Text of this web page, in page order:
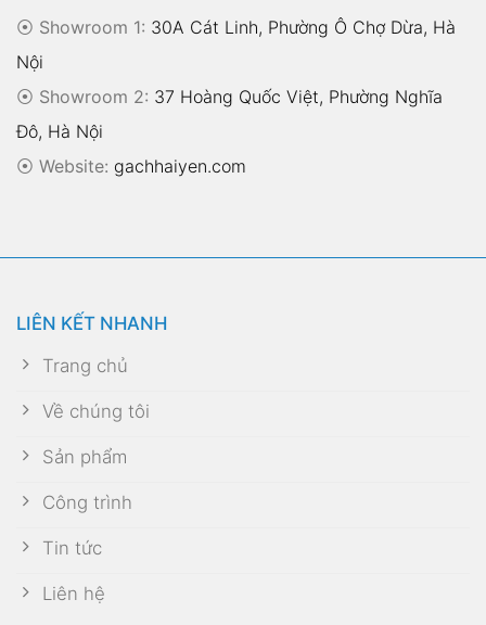
⦿ Showroom 1: 30A Cát Linh, Phường Ô Chợ Dừa, Hà
Nội
⦿ Showroom 2: 37 Hoàng Quốc Việt, Phường Nghĩa
Đô, Hà Nội
⦿ Website: gachhaiyen.com
LIÊN KẾT NHANH
Trang chủ
Về chúng tôi
Sản phẩm
Công trình
Tin tức
Liên hệ